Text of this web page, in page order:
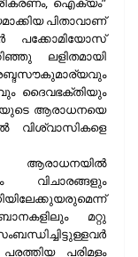
പിതാവാണ്
പക്കോമിയോസ്
ലളിതമായി
ദൈവഭക്തിയും
ആരാധനയെ
വിശ്വാസികളെ
ആരാധനയില്‍
വിചാരങ്ങളും
മറ്റു
പരിമളം